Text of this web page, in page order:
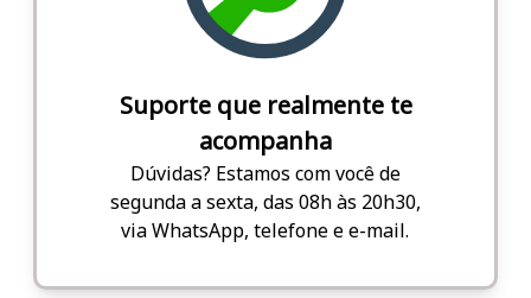
Suporte que realmente te
acompanha
Dúvidas? Estamos com você de
segunda a sexta, das 08h às 20h30,
via WhatsApp, telefone e e-mail.